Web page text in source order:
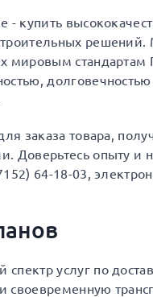
- купить
мировым
заказа товара,
Доверьтесь опыту и
64-18-03,
услуг по
своевременную